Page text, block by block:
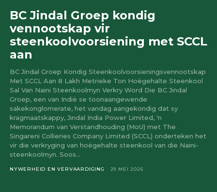
BC Jindal Groep kondig
vennootskap vir
steenkoolvoorsiening met SCCL
aan
BC Jindal Groep Kondig Steenkoolvoorsieningsvennootskap
Met SCCL Aan 8 Lakh Metrieke Ton Hoëgehalte Steenkool
Sal Van Naini Steenkoolmyn Verkry Word Die BC Jindal
Groep, een van Indië se toonaangewende
sakekonglomerate, het vandag aangekondig dat sy
kragmaatskappy, Jindal India Power Limited, 'n
Memorandum van Verstandhouding (MoU) met The
Singareni Collieries Company Limited (SCCL) onderteken het
vir die verkryging van hoëgehalte steenkool van die Naini-
steenkoolmyn. Soos...
NYWERHEID EN VERVAARDIGING 29 MEI 2026